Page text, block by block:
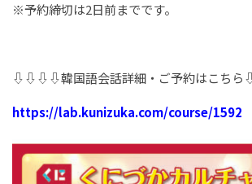
※予約締切は2日前までです。
⇩⇩⇩⇩韓国語会話詳細・ご予約はこち
https://lab.kunizuka.com/course/1592